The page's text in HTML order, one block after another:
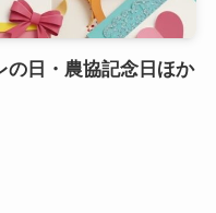
の日・農協記念日ほか